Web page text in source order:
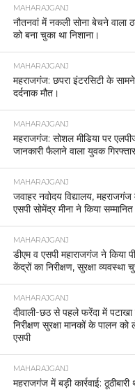
MAHARAJGANJ
नौतनवां में नकली सोना बेचने वाला
को बना चुका था निशाना।
MAHARAJGANJ
महराजगंज: छपरा इंटरसिटी के
दर्दनाक मौत।
MAHARAJGANJ
महराजगंज: सोशल मीडिया पर
जानकारी फैलाने वाला युवक
MAHARAJGANJ
जवाहर नवोदय विद्यालय, महराजगंज में
एसपी सोमेंद्र मीना ने किया सम्मानित
MAHARAJGANJ
डीएम व एसपी महाराजगंज ने किया
केंद्रों का निरीक्षण, सुरक्षा व्यवस्था
MAHARAJGANJ
दीवाली-छठ से पहले फरेंदा में
निरीक्षण सुरक्षा मानकों के पालन
एसपी
MAHARAJGANJ
महराजगंज में बड़ी कार्रवाई: ठूठीबारी